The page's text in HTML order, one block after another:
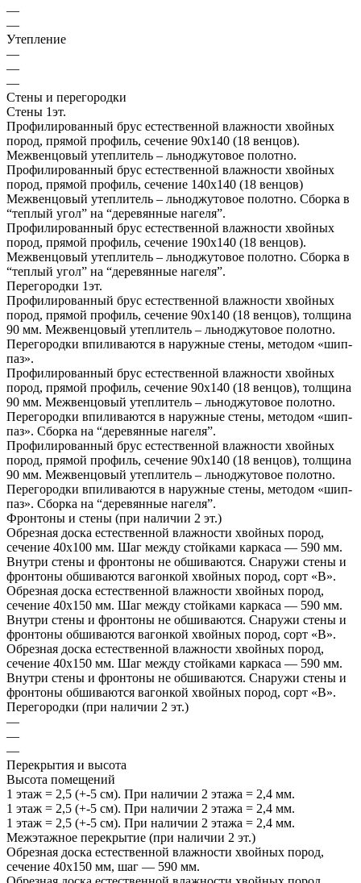
—
—
Утепление
—
—
—
Стены и перегородки
Стены 1эт.
Профилированный брус естественной влажности хвойных
пород, прямой профиль, сечение 90х140 (18 венцов).
Межвенцовый утеплитель – льноджутовое полотно.
Профилированный брус естественной влажности хвойных
пород, прямой профиль, сечение 140х140 (18 венцов)
Межвенцовый утеплитель – льноджутовое полотно. Сборка в
“теплый угол” на “деревянные нагеля”.
Профилированный брус естественной влажности хвойных
пород, прямой профиль, сечение 190х140 (18 венцов).
Межвенцовый утеплитель – льноджутовое полотно. Сборка в
“теплый угол” на “деревянные нагеля”.
Перегородки 1эт.
Профилированный брус естественной влажности хвойных
пород, прямой профиль, сечение 90х140 (18 венцов), толщина
90 мм. Межвенцовый утеплитель – льноджутовое полотно.
Перегородки впиливаются в наружные стены, методом «шип-
паз».
Профилированный брус естественной влажности хвойных
пород, прямой профиль, сечение 90х140 (18 венцов), толщина
90 мм. Межвенцовый утеплитель – льноджутовое полотно.
Перегородки впиливаются в наружные стены, методом «шип-
паз». Сборка на “деревянные нагеля”.
Профилированный брус естественной влажности хвойных
пород, прямой профиль, сечение 90х140 (18 венцов), толщина
90 мм. Межвенцовый утеплитель – льноджутовое полотно.
Перегородки впиливаются в наружные стены, методом «шип-
паз». Сборка на “деревянные нагеля”.
Фронтоны и стены (при наличии 2 эт.)
Обрезная доска естественной влажности хвойных пород,
сечение 40х100 мм. Шаг между стойками каркаса — 590 мм.
Внутри стены и фронтоны не обшиваются. Снаружи стены и
фронтоны обшиваются вагонкой хвойных пород, сорт «В».
Обрезная доска естественной влажности хвойных пород,
сечение 40х150 мм. Шаг между стойками каркаса — 590 мм.
Внутри стены и фронтоны не обшиваются. Снаружи стены и
фронтоны обшиваются вагонкой хвойных пород, сорт «В».
Обрезная доска естественной влажности хвойных пород,
сечение 40х150 мм. Шаг между стойками каркаса — 590 мм.
Внутри стены и фронтоны не обшиваются. Снаружи стены и
фронтоны обшиваются вагонкой хвойных пород, сорт «В».
Перегородки (при наличии 2 эт.)
—
—
—
Перекрытия и высота
Высота помещений
1 этаж = 2,5 (+-5 см). При наличии 2 этажа = 2,4 мм.
1 этаж = 2,5 (+-5 см). При наличии 2 этажа = 2,4 мм.
1 этаж = 2,5 (+-5 см). При наличии 2 этажа = 2,4 мм.
Межэтажное перекрытие (при наличии 2 эт.)
Обрезная доска естественной влажности хвойных пород,
сечение 40х150 мм, шаг — 590 мм.